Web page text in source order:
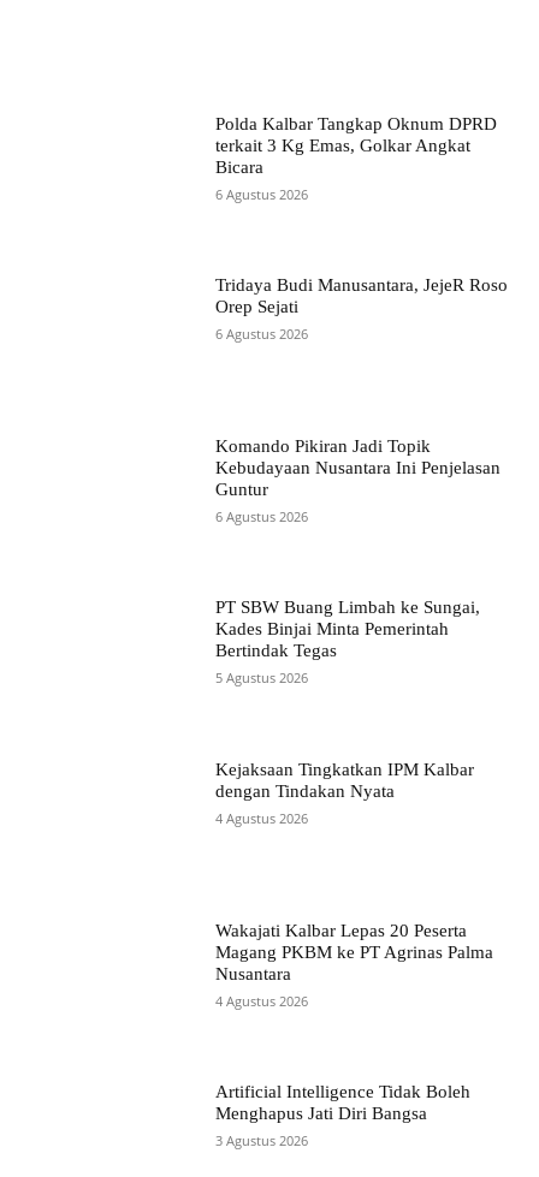
Polda Kalbar Tangkap Oknum DPRD
terkait 3 Kg Emas, Golkar Angkat
Bicara
6 Agustus 2026
Tridaya Budi Manusantara, JejeR Roso
Orep Sejati
6 Agustus 2026
Komando Pikiran Jadi Topik
Kebudayaan Nusantara Ini Penjelasan
Guntur
6 Agustus 2026
PT SBW Buang Limbah ke Sungai,
Kades Binjai Minta Pemerintah
Bertindak Tegas
5 Agustus 2026
Kejaksaan Tingkatkan IPM Kalbar
dengan Tindakan Nyata
4 Agustus 2026
Wakajati Kalbar Lepas 20 Peserta
Magang PKBM ke PT Agrinas Palma
Nusantara
4 Agustus 2026
Artificial Intelligence Tidak Boleh
Menghapus Jati Diri Bangsa
3 Agustus 2026